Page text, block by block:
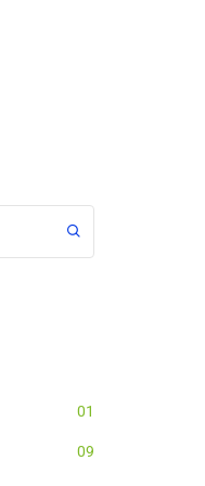
01
09